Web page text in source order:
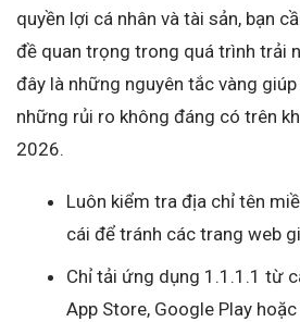
quyền lợi cá nhân và tài sản, bạn
đề quan trọng trong quá trình trải
đây là những nguyên tắc vàng
những rủi ro không đáng có trên
2026.
Luôn kiểm tra địa chỉ tên
cái để tránh các trang web
Chỉ tải ứng dụng 1.1.1.1 từ
App Store, Google Play